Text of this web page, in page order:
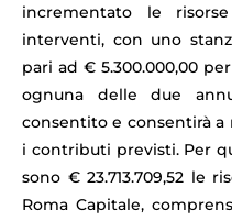
incrementato le
interventi, con uno
pari ad € 5.300.000,00
ognuna delle due
consentito e consentirà
i contributi previsti. Per
sono € 23.713.709,52 le
Roma Capitale,